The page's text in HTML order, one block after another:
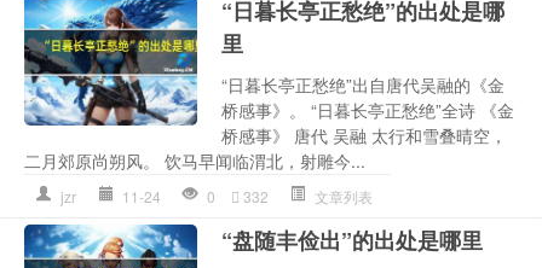
“日暮长亭正愁绝”的出处是哪
里
“日暮长亭正愁绝”出自唐代吴融的《金
桥感事》。 “日暮长亭正愁绝”全诗 《金
桥感事》 唐代 吴融 太行和雪叠晴空，
二月郊原尚朔风。 饮马早闻临渭北，射雕今...
jzr 11-24 0 332 文章列表
“盘随丰俭出”的出处是哪里